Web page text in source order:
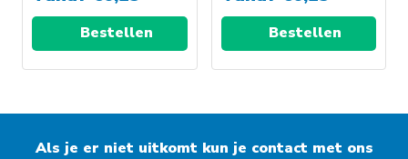
Bestellen Bestellen
Als je er niet uitkomt kun je contact met ons